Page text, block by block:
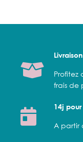
Profitez
frais de
14j
A partir